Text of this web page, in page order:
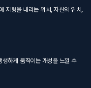
지령을 내리는 위치, 자신의 위치,
하게 움직이는 개성을 느낄 수